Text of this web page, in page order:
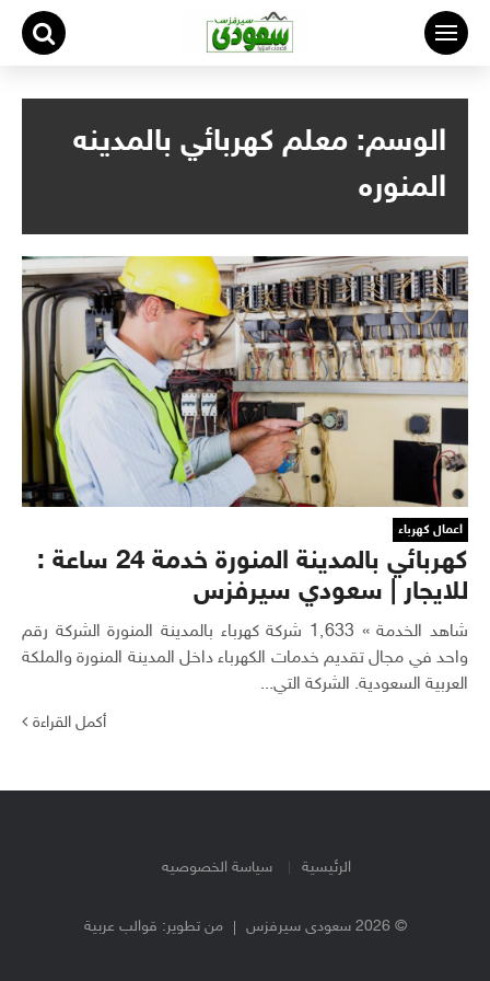
التجاوز
المحتوى
الوسم: معلم كهربائي بالمدينه
المنوره
اعمال كهرباء
كهربائي بالمدينة المنورة خدمة 24 ساعة :
للايجار | سعودي سيرفزس
شاهد الخدمة » 1٬633 شركة كهرباء بالمدينة المنورة الشركة رقم
واحد في مجال تقديم خدمات الكهرباء داخل المدينة المنورة والملكة
العربية السعودية. الشركة التي...
أكمل القراءة
الرئيسية سياسة الخصوصيه
© 2026 سعودى سيرفزس من تطوير: قوالب عربية